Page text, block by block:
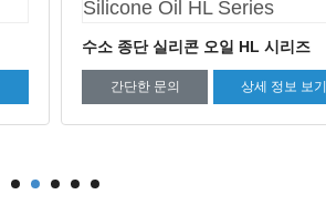
비닐 실리콘 오일 VS 시리즈
간단한 문의 상세 정보 보기